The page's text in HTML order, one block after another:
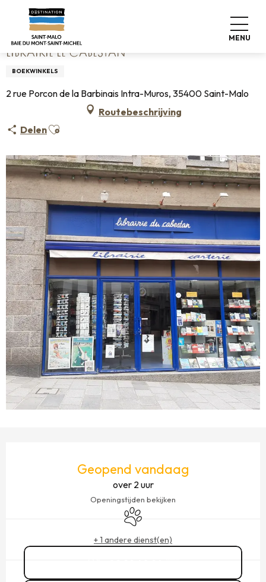
contenu
principal
MENU
Home Librairie le Cabestan
LIBRAIRIE LE CABESTAN
BOEKWINKELS
2 rue Porcon de la Barbinais Intra-Muros, 35400 Saint-Malo
Routebeschrijving
DelenAjouter aux favoris
Geopend vandaag
over 2 uur
Openingstijden bekijken
Dieren toegelaten
+ 1 andere dienst(en)